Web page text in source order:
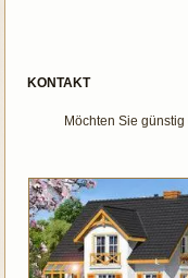
KONTAKT
Möchten Sie